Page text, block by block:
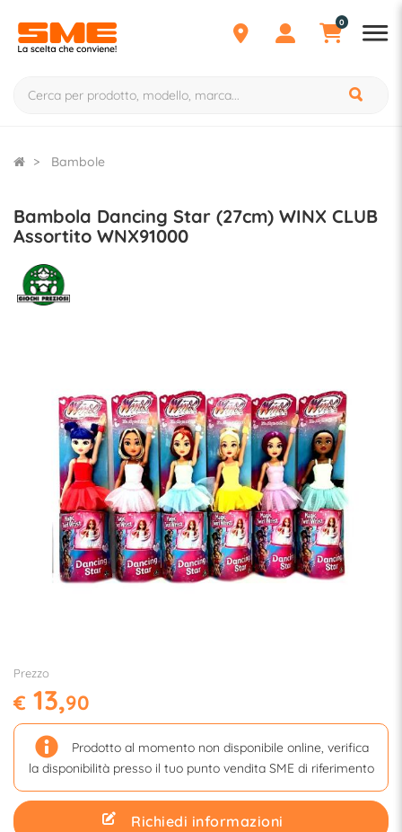
0
Bambole
Bambola Dancing Star (27cm) WINX CLUB
Assortito WNX91000
Prezzo
€ 13,90
Prodotto al momento non disponibile online, verifica
la disponibilità presso il tuo punto vendita SME di riferimento
Richiedi informazioni